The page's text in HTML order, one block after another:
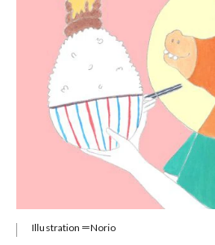
Illustration＝Norio